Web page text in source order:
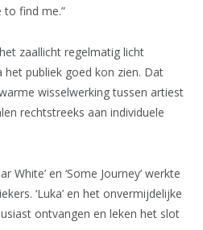
find me.”
zaallicht regelmatig licht
het publiek goed kon zien. Dat
wisselwerking tussen artiest
rechtstreeks aan individuele
White’ en ‘Some Journey’ werkte
‘Luka’ en het onvermijdelijke
ontvangen en leken het slot